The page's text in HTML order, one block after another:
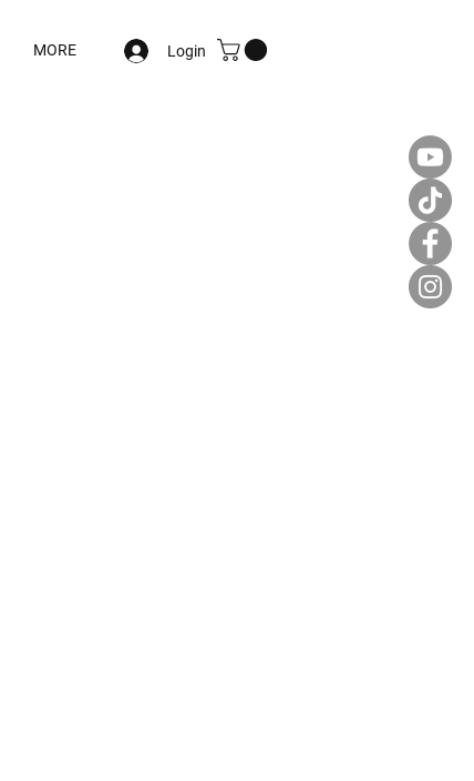
MORE Login